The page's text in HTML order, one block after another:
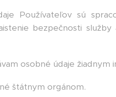
Používateľov sú
bezpečnosti
osobné údaje žiadnym
štátnym orgánom.